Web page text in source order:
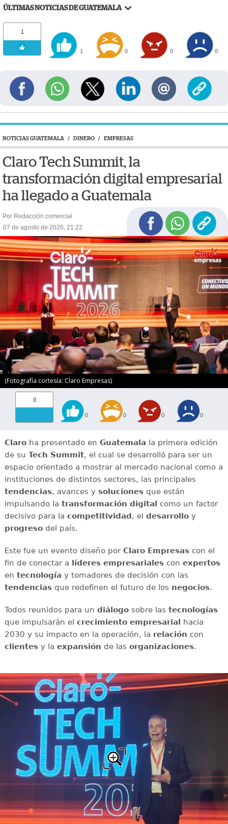
ÚLTIMAS NOTICIAS DE GUATEMALA
1
1 0 0 0
NOTICIAS GUATEMALA / DINERO / EMPRESAS
Claro Tech Summit, la
transformación digital empresarial
ha llegado a Guatemala
Por Redacción comercial
07 de agosto de 2026, 21:22
(Fotografía cortesía: Claro Empresas)
0
0 0 0 0
Claroha presentado en Guatemala la primera edición
de su Tech Summit, el cual se desarrolló para ser un
espacio orientado a mostrar al mercado nacional como a
instituciones de distintos sectores, las principales
tendencias, avances y solucionesque están
impulsando la transformación digital como un factor
decisivo para la competitividad, el desarrolloy
progresodel país.
Este fue un evento diseño por Claro Empresascon el
fin de conectar a líderes empresarialescon expertos
en tecnología y tomadores de decisión con las
tendenciasque redefinen el futuro de los negocios.
Todos reunidos para un diálogosobre las tecnologías
que impulsarán el crecimiento empresarial hacia
2030 y su impacto en la operación, la relación con
clientesy la expansión de las organizaciones.